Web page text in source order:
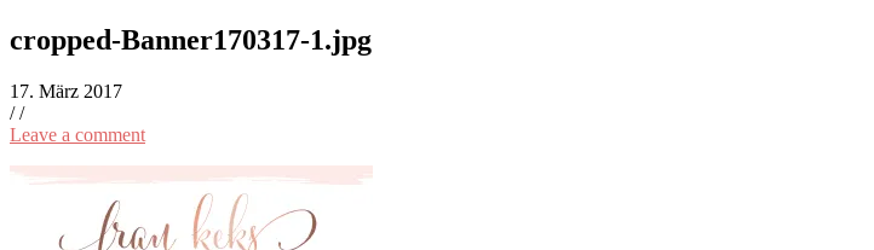
cropped-Banner170317-1.jpg
17. März 2017
/ /
Leave a comment